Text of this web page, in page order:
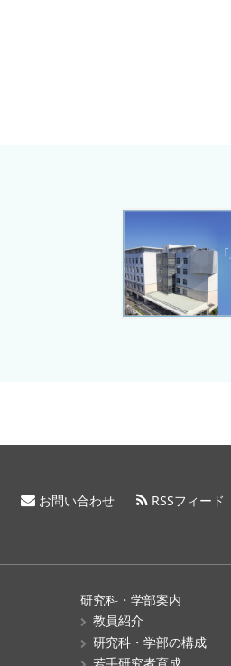
お問い合わせ RSSフィード
研究科・学部案内
教員紹介
研究科・学部の構成